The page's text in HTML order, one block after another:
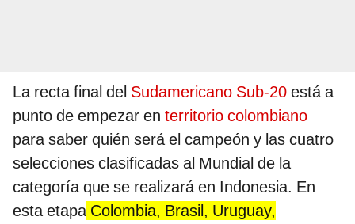
La recta final del Sudamericano Sub-20 está a
punto de empezar en territorio colombiano
para saber quién será el campeón y las cuatro
selecciones clasificadas al Mundial de la
categoría que se realizará en Indonesia. En
esta etapa Colombia, Brasil, Uruguay,